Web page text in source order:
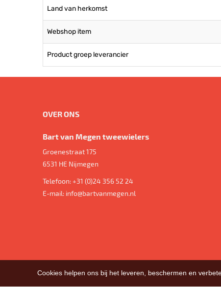
Land van herkomst
Webshop item
Product groep leverancier
OVER ONS
Bart van Megen tweewielers
Groenestraat 175
6531 HE Nijmegen
Telefoon:+31 (0)24 356 52 24
E-mail: info@bartvanmegen.nl
Cookies helpen ons bij het leveren, beschermen en